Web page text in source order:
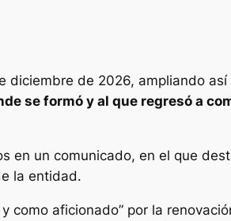
diciembre de 2026, ampliando
se formó y al que regresó a
en un comunicado, en el que
la entidad.
como aficionado” por la